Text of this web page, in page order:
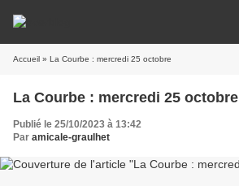
Accueil » La Courbe : mercredi 25 octobre
La Courbe : mercredi 25 octobre
Publié le 25/10/2023 à 13:42
Par amicale-graulhet